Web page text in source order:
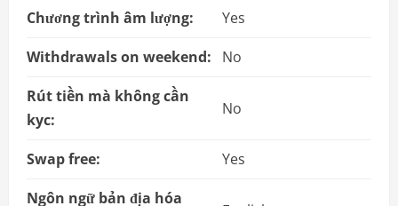
Chương trình âm lượng:
Yes
Withdrawals on weekend:
No
Rút tiền mà không cần
kyc:
No
Swap free:
Yes
Ngôn ngữ bản địa hóa